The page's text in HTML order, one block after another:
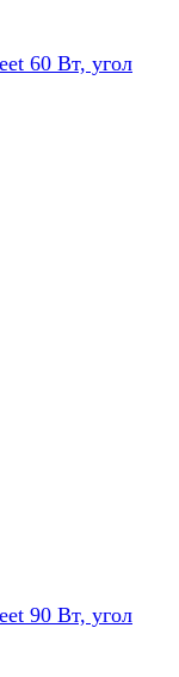
60 Вт, угол
90 Вт, угол